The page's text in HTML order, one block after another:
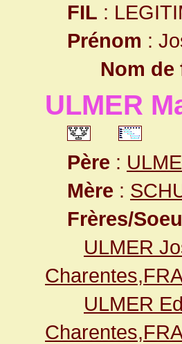
FIL :
Prénom :
Nom de
ULMER
Père :
Mère :
Frères/
ULMER
ULMER